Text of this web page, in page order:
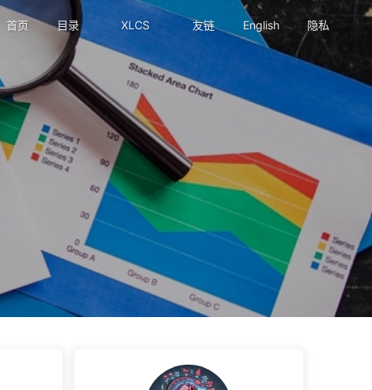
首页 目录 XLCS 友链 English 隐私